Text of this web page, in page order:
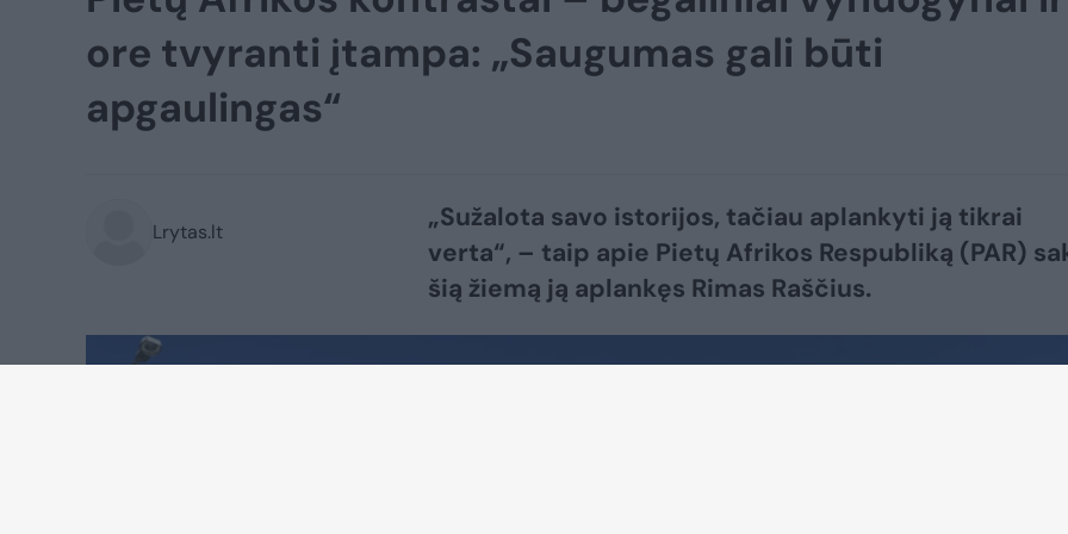
ore tvyranti įtampa: „Saugumas gali būti
apgaulingas“
Lrytas.lt
„Sužalota savo istorijos, tačiau aplankyti ją tikrai
verta“, – taip apie Pietų Afrikos Respubliką (PAR)
šią žiemą ją aplankęs Rimas Raščius.